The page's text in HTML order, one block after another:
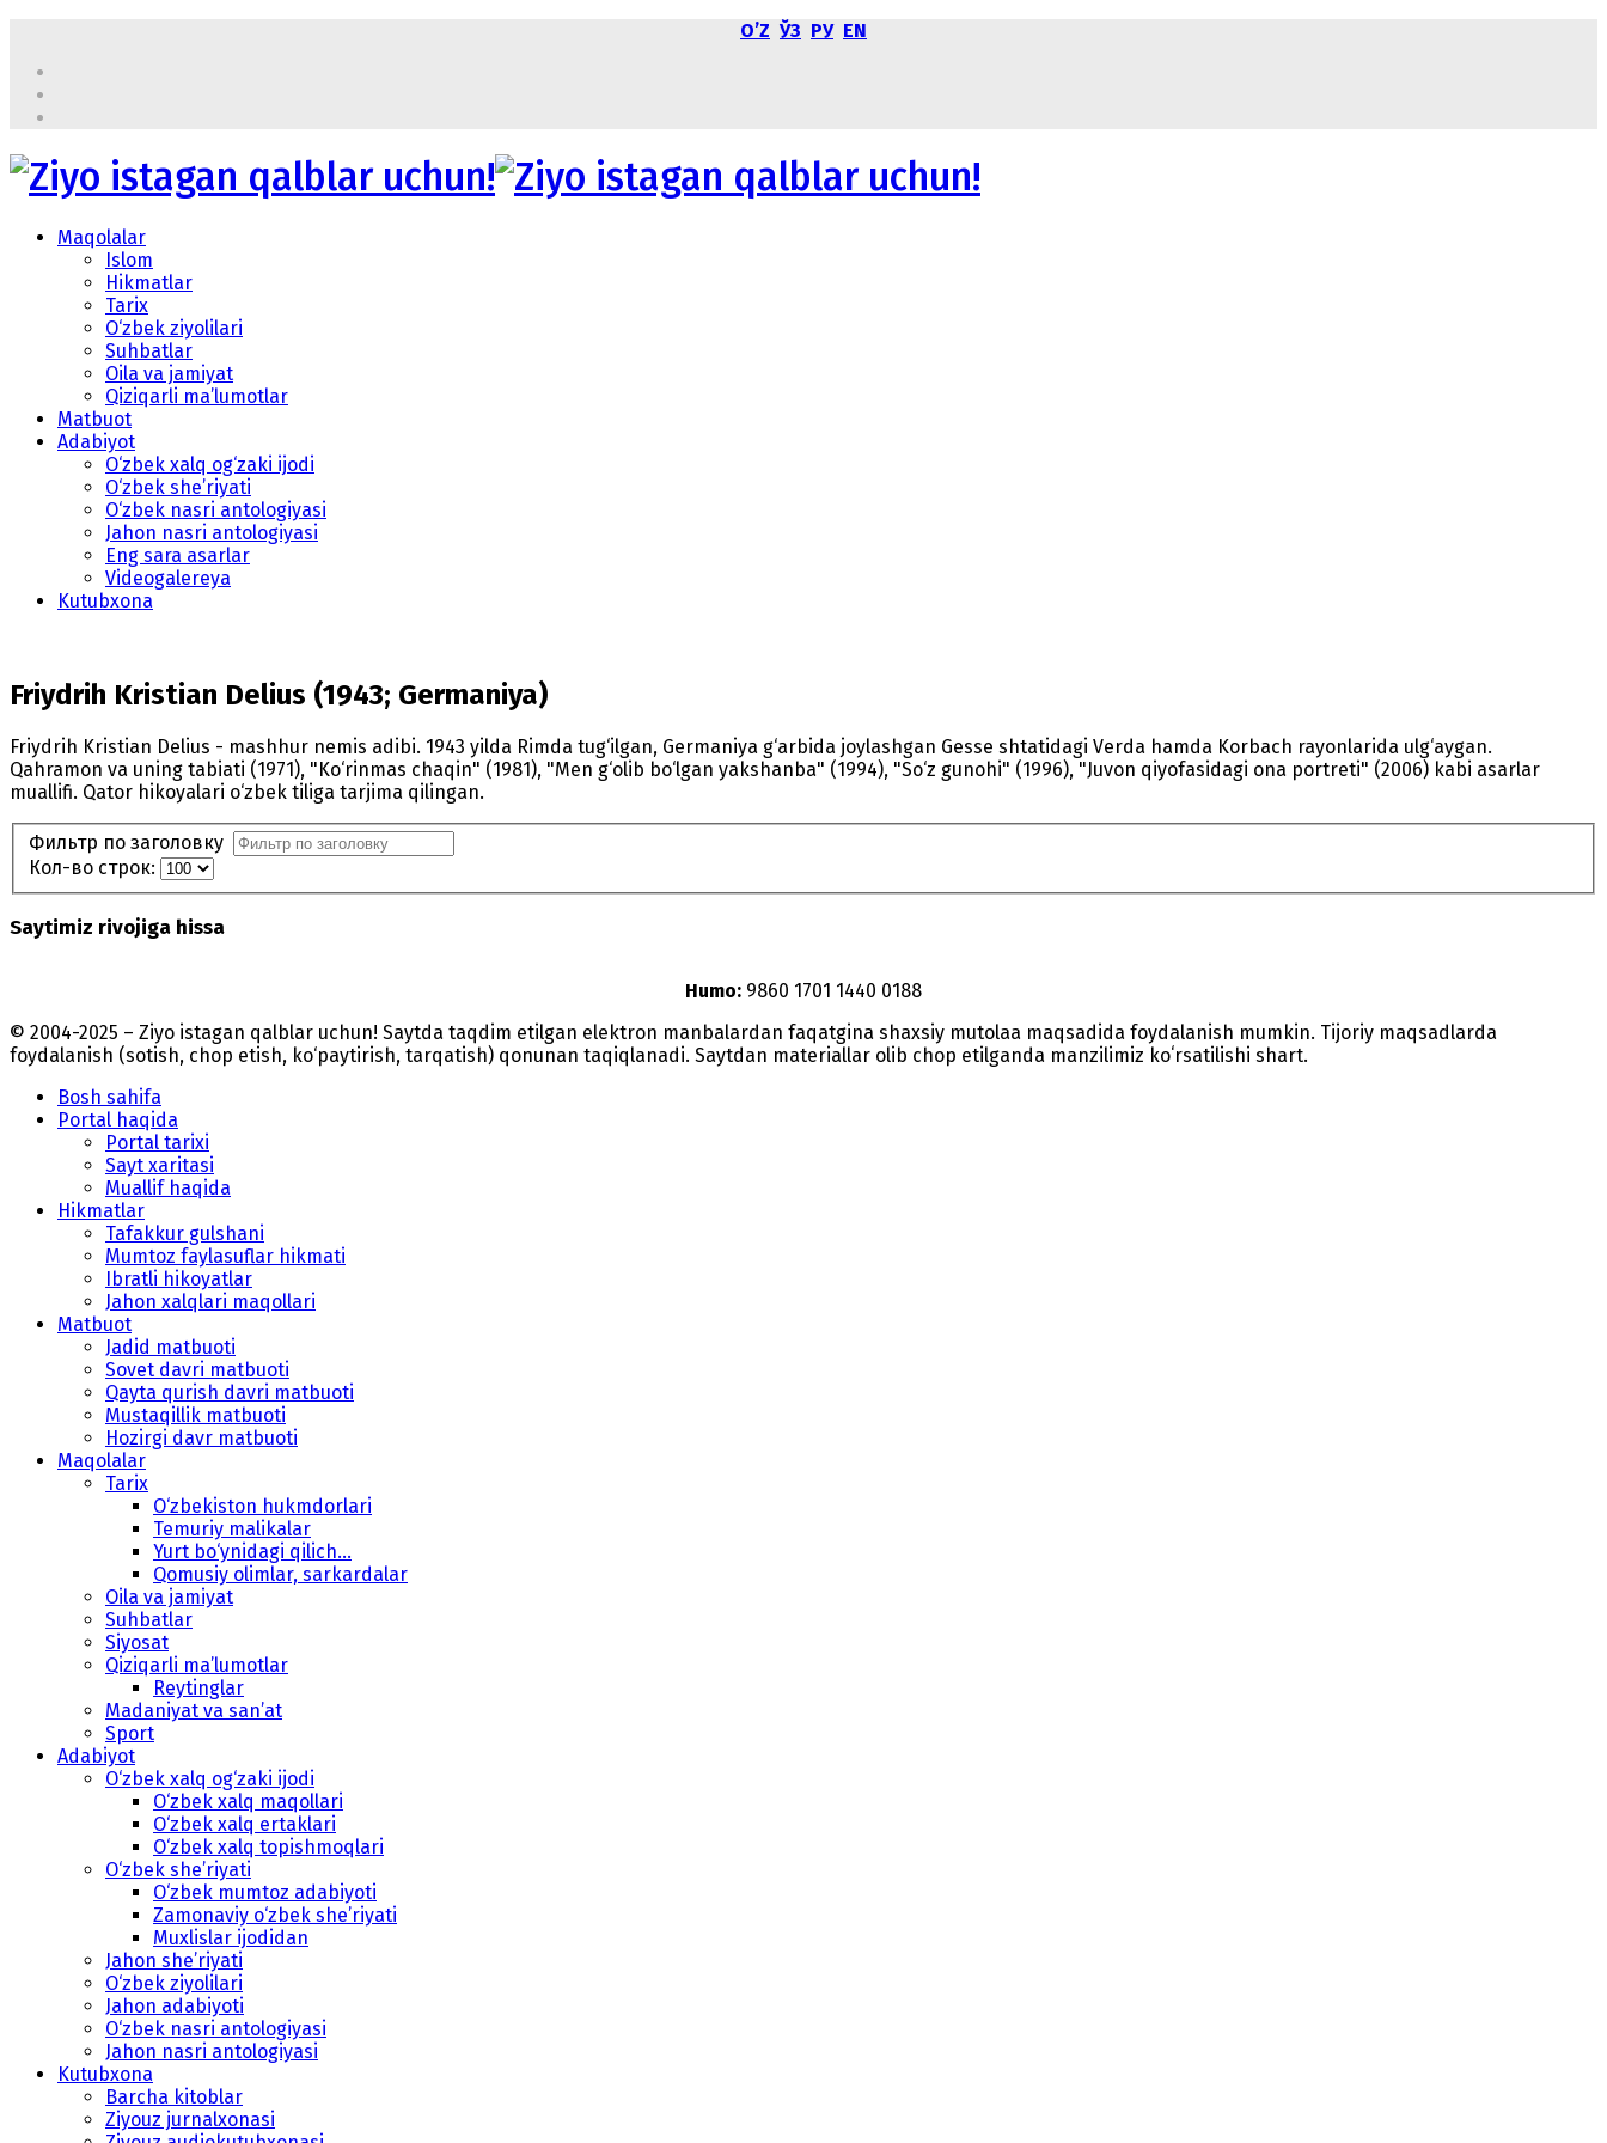
OʼZ ЎЗ РУ EN
Maqolalar
Islom
Hikmatlar
Tarix
O‘zbek ziyolilari
Suhbatlar
Oila va jamiyat
Qiziqarli ma’lumotlar
Matbuot
Adabiyot
O‘zbek xalq og‘zaki ijodi
O‘zbek she’riyati
O‘zbek nasri antologiyasi
Jahon nasri antologiyasi
Eng sara asarlar
Videogalereya
Kutubxona
Friydrih Kristian Delius (1943; Germaniya)
Friydrih Kristian Delius - mashhur nemis adibi. 1943 yilda Rimda tug‘ilgan, Germaniya g‘arbida joylashgan Gesse shtatidagi Verda hamda Korbach rayonlarida ulg‘aygan.
Qahramon va uning tabiati (1971), "Ko‘rinmas chaqin" (1981), "Men g‘olib bo‘lgan yakshanba" (1994), "So‘z gunohi" (1996), "Juvon qiyofasidagi ona portreti" (2006) kabi asarlar
muallifi. Qator hikoyalari o‘zbek tiliga tarjima qilingan.
Фильтр по заголовку
Кол-во строк:
Saytimiz rivojiga hissa
Humo: 9860 1701 1440 0188
© 2004-2025 – Ziyo istagan qalblar uchun! Saytda taqdim etilgan elektron manbalardan faqatgina shaxsiy mutolaa maqsadida foydalanish mumkin. Tijoriy maqsadlarda
foydalanish (sotish, chop etish, ko‘paytirish, tarqatish) qonunan taqiqlanadi. Saytdan materiallar olib chop etilganda manzilimiz koʻrsatilishi shart.
Bosh sahifa
Portal haqida
Portal tarixi
Sayt xaritasi
Muallif haqida
Hikmatlar
Tafakkur gulshani
Mumtoz faylasuflar hikmati
Ibratli hikoyatlar
Jahon xalqlari maqollari
Matbuot
Jadid matbuoti
Sovet davri matbuoti
Qayta qurish davri matbuoti
Mustaqillik matbuoti
Hozirgi davr matbuoti
Maqolalar
Tarix
O‘zbekiston hukmdorlari
Temuriy malikalar
Yurt bo‘ynidagi qilich...
Qomusiy olimlar, sarkardalar
Oila va jamiyat
Suhbatlar
Siyosat
Qiziqarli ma’lumotlar
Reytinglar
Madaniyat va san’at
Sport
Adabiyot
O‘zbek xalq og‘zaki ijodi
O‘zbek xalq maqollari
O‘zbek xalq ertaklari
O‘zbek xalq topishmoqlari
O‘zbek she’riyati
O‘zbek mumtoz adabiyoti
Zamonaviy o‘zbek she’riyati
Muxlislar ijodidan
Jahon she’riyati
O‘zbek ziyolilari
Jahon adabiyoti
O‘zbek nasri antologiyasi
Jahon nasri antologiyasi
Kutubxona
Barcha kitoblar
Ziyouz jurnalxonasi